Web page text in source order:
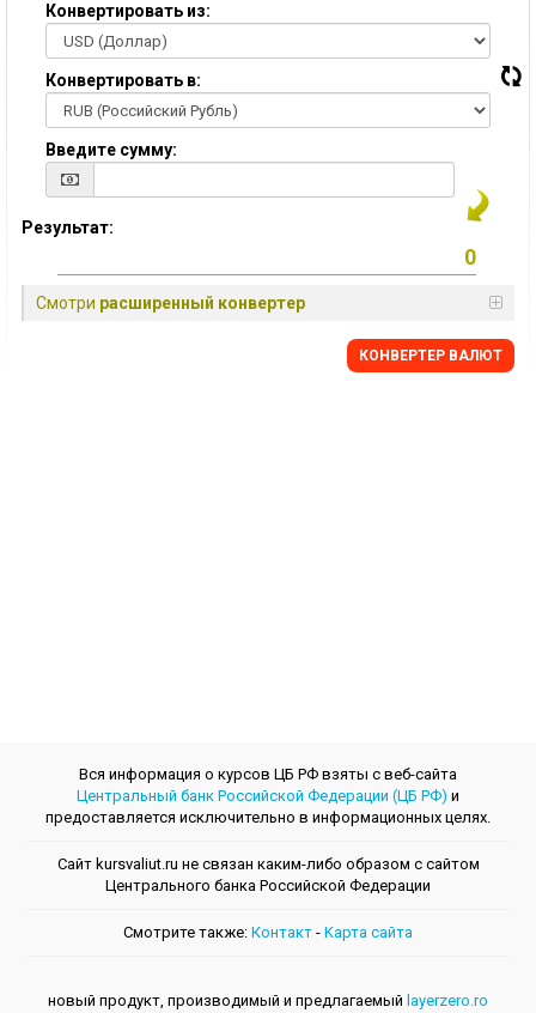
Конвертировать из:
Конвертировать в:
Введите сумму:
Результат:
Смотри расширенный конвертер
КОНВЕРТЕР ВАЛЮТ
Вся информация о курсов ЦБ РФ взяты с веб-сайта
Центральный банк Российской Федерации (ЦБ РФ) и
предоставляется исключительно в информационных целях.
Сайт kursvaliut.ru не связан каким-либо образом с сайтом
Центрального банкa Российской Федерации
Смотрите также: Контакт - Kарта сайта
новый продукт, производимый и предлагаемый layerzero.ro